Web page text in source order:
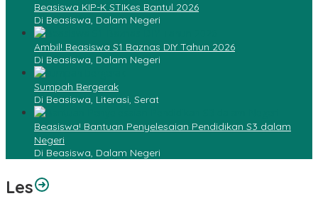
Beasiswa KIP-K STIKes Bantul 2026
Di Beasiswa, Dalam Negeri
Ambil! Beasiswa S1 Baznas DIY Tahun 2026
Di Beasiswa, Dalam Negeri
Sumpah Bergerak
Di Beasiswa, Literasi, Serat
Beasiswa! Bantuan Penyelesaian Pendidikan S3 dalam
Negeri
Di Beasiswa, Dalam Negeri
Les